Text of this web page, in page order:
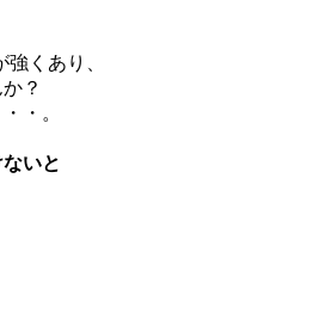
くあり、
？
・。
いと